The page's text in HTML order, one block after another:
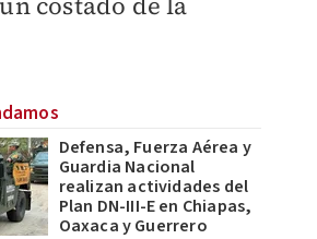
Defensa, Fuerza Aérea y
Guardia Nacional
realizan actividades del
Plan DN-III-E en Chiapas,
Oaxaca y Guerrero